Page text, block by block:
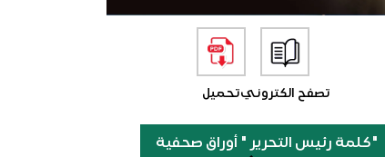
تصفح الكترونيتحميل
"كلمة رئيس التحرير " أوراق صحفية